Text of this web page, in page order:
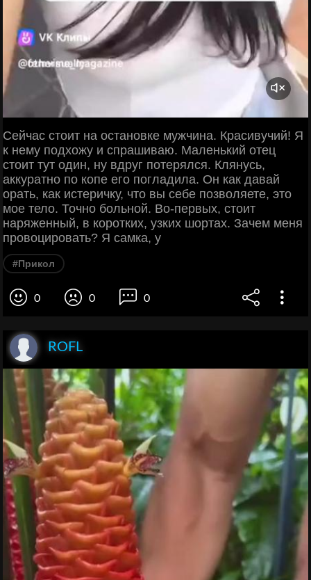
Сейчас стоит на остановке мужчина. Красивучий! Я
к нему подхожу и спрашиваю. Маленький отец
стоит тут один, ну вдруг потерялся. Клянусь,
аккуратно по копе его погладила. Он как давай
орать, как истеричку, что вы себе позволяете, это
мое тело. Точно больной. Во-первых, стоит
наряженный, в коротких, узких шортах. Зачем меня
провоцировать? Я самка, у
#Прикол
0 0 0
ROFL